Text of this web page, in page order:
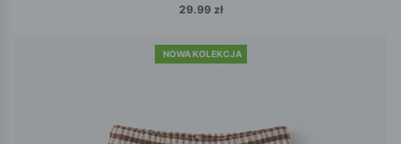
29.99 zł
NOWA KOLEKCJA